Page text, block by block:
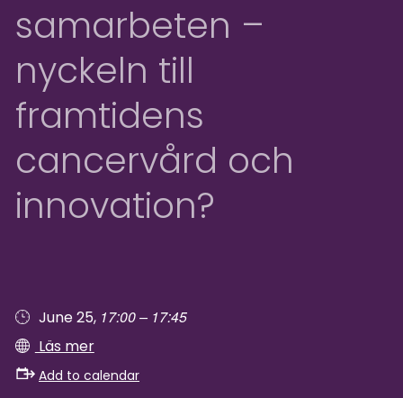
samarbeten –
nyckeln till
framtidens
cancervård och
innovation?
June 25, 17:00 – 17:45
Läs mer
Add to calendar